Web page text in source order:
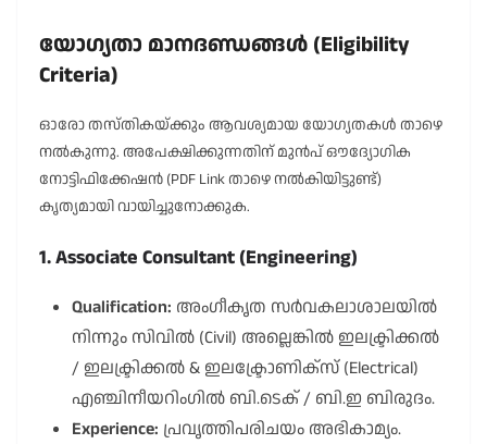
യോഗ്യതാ മാനദണ്ഡങ്ങൾ (Eligibility
Criteria)
ഓരോ തസ്തികയ്ക്കും ആവശ്യമായ യോഗ്യതകൾ താഴെ
നൽകുന്നു. അപേക്ഷിക്കുന്നതിന് മുൻപ് ഔദ്യോഗിക
നോട്ടിഫിക്കേഷൻ (PDF Link താഴെ നൽകിയിട്ടുണ്ട്)
കൃത്യമായി വായിച്ചുനോക്കുക.
1. Associate Consultant (Engineering)
Qualification: അംഗീകൃത സർവകലാശാലയിൽ
നിന്നും സിവിൽ (Civil) അല്ലെങ്കിൽ ഇലക്ട്രിക്കൽ
/ ഇലക്ട്രിക്കൽ & ഇലക്ട്രോണിക്സ് (Electrical)
എഞ്ചിനീയറിംഗിൽ ബി.ടെക് / ബി.ഇ ബിരുദം.
Experience: പ്രവൃത്തിപരിചയം അഭികാമ്യം.